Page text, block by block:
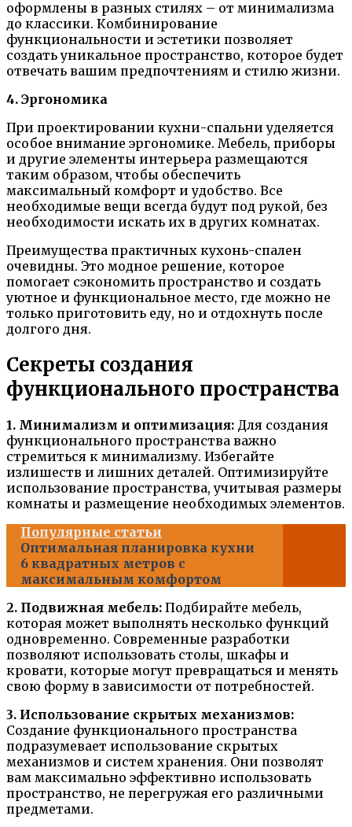
оформлены в разных стилях – от минимализма
до классики. Комбинирование
функциональности и эстетики позволяет
создать уникальное пространство, которое будет
отвечать вашим предпочтениям и стилю жизни.
4. Эргономика
При проектировании кухни-спальни уделяется
особое внимание эргономике. Мебель, приборы
и другие элементы интерьера размещаются
таким образом, чтобы обеспечить
максимальный комфорт и удобство. Все
необходимые вещи всегда будут под рукой, без
необходимости искать их в других комнатах.
Преимущества практичных кухонь-спален
очевидны. Это модное решение, которое
помогает сэкономить пространство и создать
уютное и функциональное место, где можно не
только приготовить еду, но и отдохнуть после
долгого дня.
Секреты создания
функционального пространства
1. Минимализм и оптимизация: Для создания
функционального пространства важно
стремиться к минимализму. Избегайте
излишеств и лишних деталей. Оптимизируйте
использование пространства, учитывая размеры
комнаты и размещение необходимых элементов.
Популярные статьи
Оптимальная планировка кухни
6 квадратных метров с
максимальным комфортом
2. Подвижная мебель: Подбирайте мебель,
которая может выполнять несколько функций
одновременно. Современные разработки
позволяют использовать столы, шкафы и
кровати, которые могут превращаться и менять
свою форму в зависимости от потребностей.
3. Использование скрытых механизмов:
Создание функционального пространства
подразумевает использование скрытых
механизмов и систем хранения. Они позволят
вам максимально эффективно использовать
пространство, не перегружая его различными
предметами.